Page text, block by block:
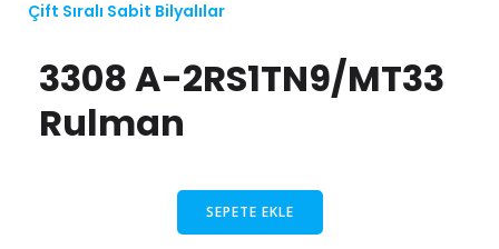
Çift Sıralı Sabit Bilyalılar
3308 A-2RS1TN9/MT33
Rulman
SEPETE EKLE